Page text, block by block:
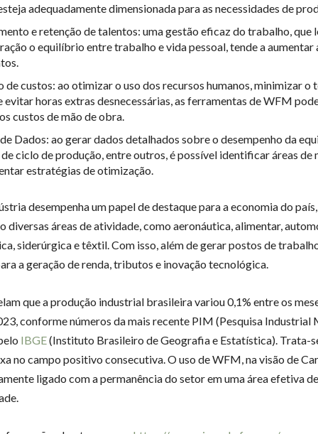
adequadamente dimensionada para as necessidades de
e retenção de talentos: uma gestão eficaz do trabalho, que
o equilíbrio entre trabalho e vida pessoal, tende a aumentar
de custos: ao otimizar o uso dos recursos humanos, minimizar o
evitar horas extras desnecessárias, as ferramentas de WFM
custos de mão de obra.
Dados: ao gerar dados detalhados sobre o desempenho da
ciclo de produção, entre outros, é possível identificar áreas de
estratégias de otimização.
desempenha um papel de destaque para a economia do país,
diversas áreas de atividade, como aeronáutica, alimentar,
siderúrgica e têxtil. Com isso, além de gerar postos de
a geração de renda, tributos e inovação tecnológica.
que a produção industrial brasileira variou 0,1% entre os
conforme números da mais recente PIM (Pesquisa Industrial
IBGE(Instituto Brasileiro de Geografia e Estatística). Trata-
no campo positivo consecutiva. O uso de WFM, na visão de
ligado com a permanência do setor em uma área efetiva de